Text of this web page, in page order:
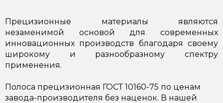
Прецизионные материалы являются
незаменимой основой для современных
инновационных производств благодаря своему
широкому и разнообразному спектру
применения.
Полоса прецизионная ГОСТ 10160-75 по ценам
завода-производителя без наценок. В нашей